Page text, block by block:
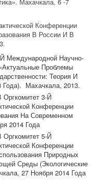
Конференции
В России И В
Международной Научно-
Проблемы
Теория И
Года). Махачкала, 2013.
3-Й
Конференции
На Современном
2014 Года
5-Й
Конференции
Природных
Среды (Экологические
27 Ноября 2014 Года